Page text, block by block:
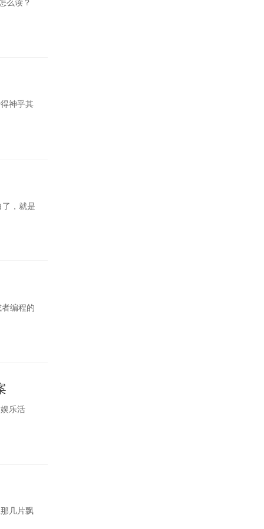
么读？
神乎其
，就是
编程的
乐活
几片飘